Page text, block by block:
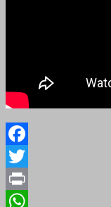
Facebook
Twitter
Print